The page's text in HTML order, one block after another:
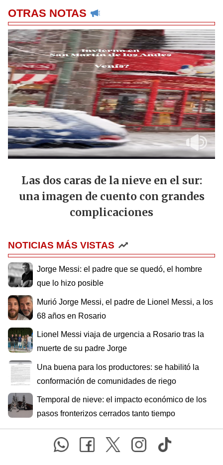
OTRAS NOTAS
Las dos caras de la nieve en el sur:
una imagen de cuento con grandes
complicaciones
NOTICIAS MÁS VISTAS
Jorge Messi: el padre que se quedó, el hombre
que lo hizo posible
Murió Jorge Messi, el padre de Lionel Messi, a los
68 años en Rosario
Lionel Messi viaja de urgencia a Rosario tras la
muerte de su padre Jorge
Una buena para los productores: se habilitó la
conformación de comunidades de riego
Temporal de nieve: el impacto económico de los
pasos fronterizos cerrados tanto tiempo